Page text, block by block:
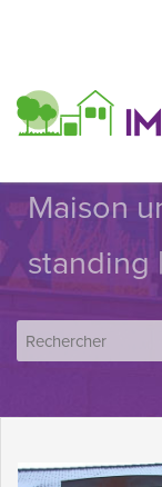
Maison
standing